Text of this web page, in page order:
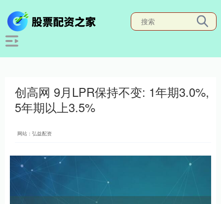
创高网 9月LPR保持不变: 1年期3.0%,
5年期以上3.5%
网站：弘益配资